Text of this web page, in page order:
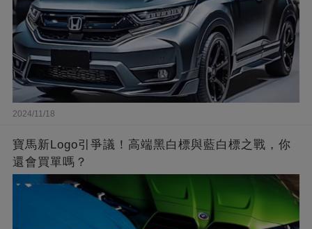
2024/11/18
寶馬新Logo引爭議！高端黑白標與藍白標之戰，你
還會買單嗎？